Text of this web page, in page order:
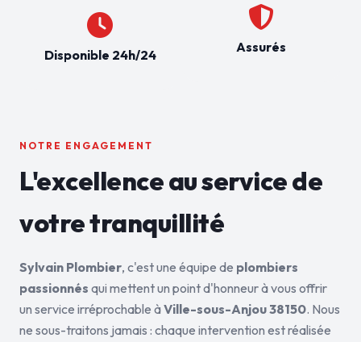
Disponible 24h/24 Assurés
NOTRE ENGAGEMENT
L'excellence au service de
votre tranquillité
Sylvain Plombier, c'est une équipe de plombiers
passionnés qui mettent un point d'honneur à vous offrir
un service irréprochable àVille-sous-Anjou 38150. Nous
ne sous-traitons jamais : chaque intervention est réalisée